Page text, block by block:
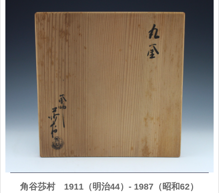
角谷莎村 1911（明治44）- 1987（昭和62）